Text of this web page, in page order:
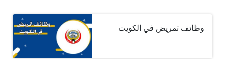
وظائف تمريض في الكويت